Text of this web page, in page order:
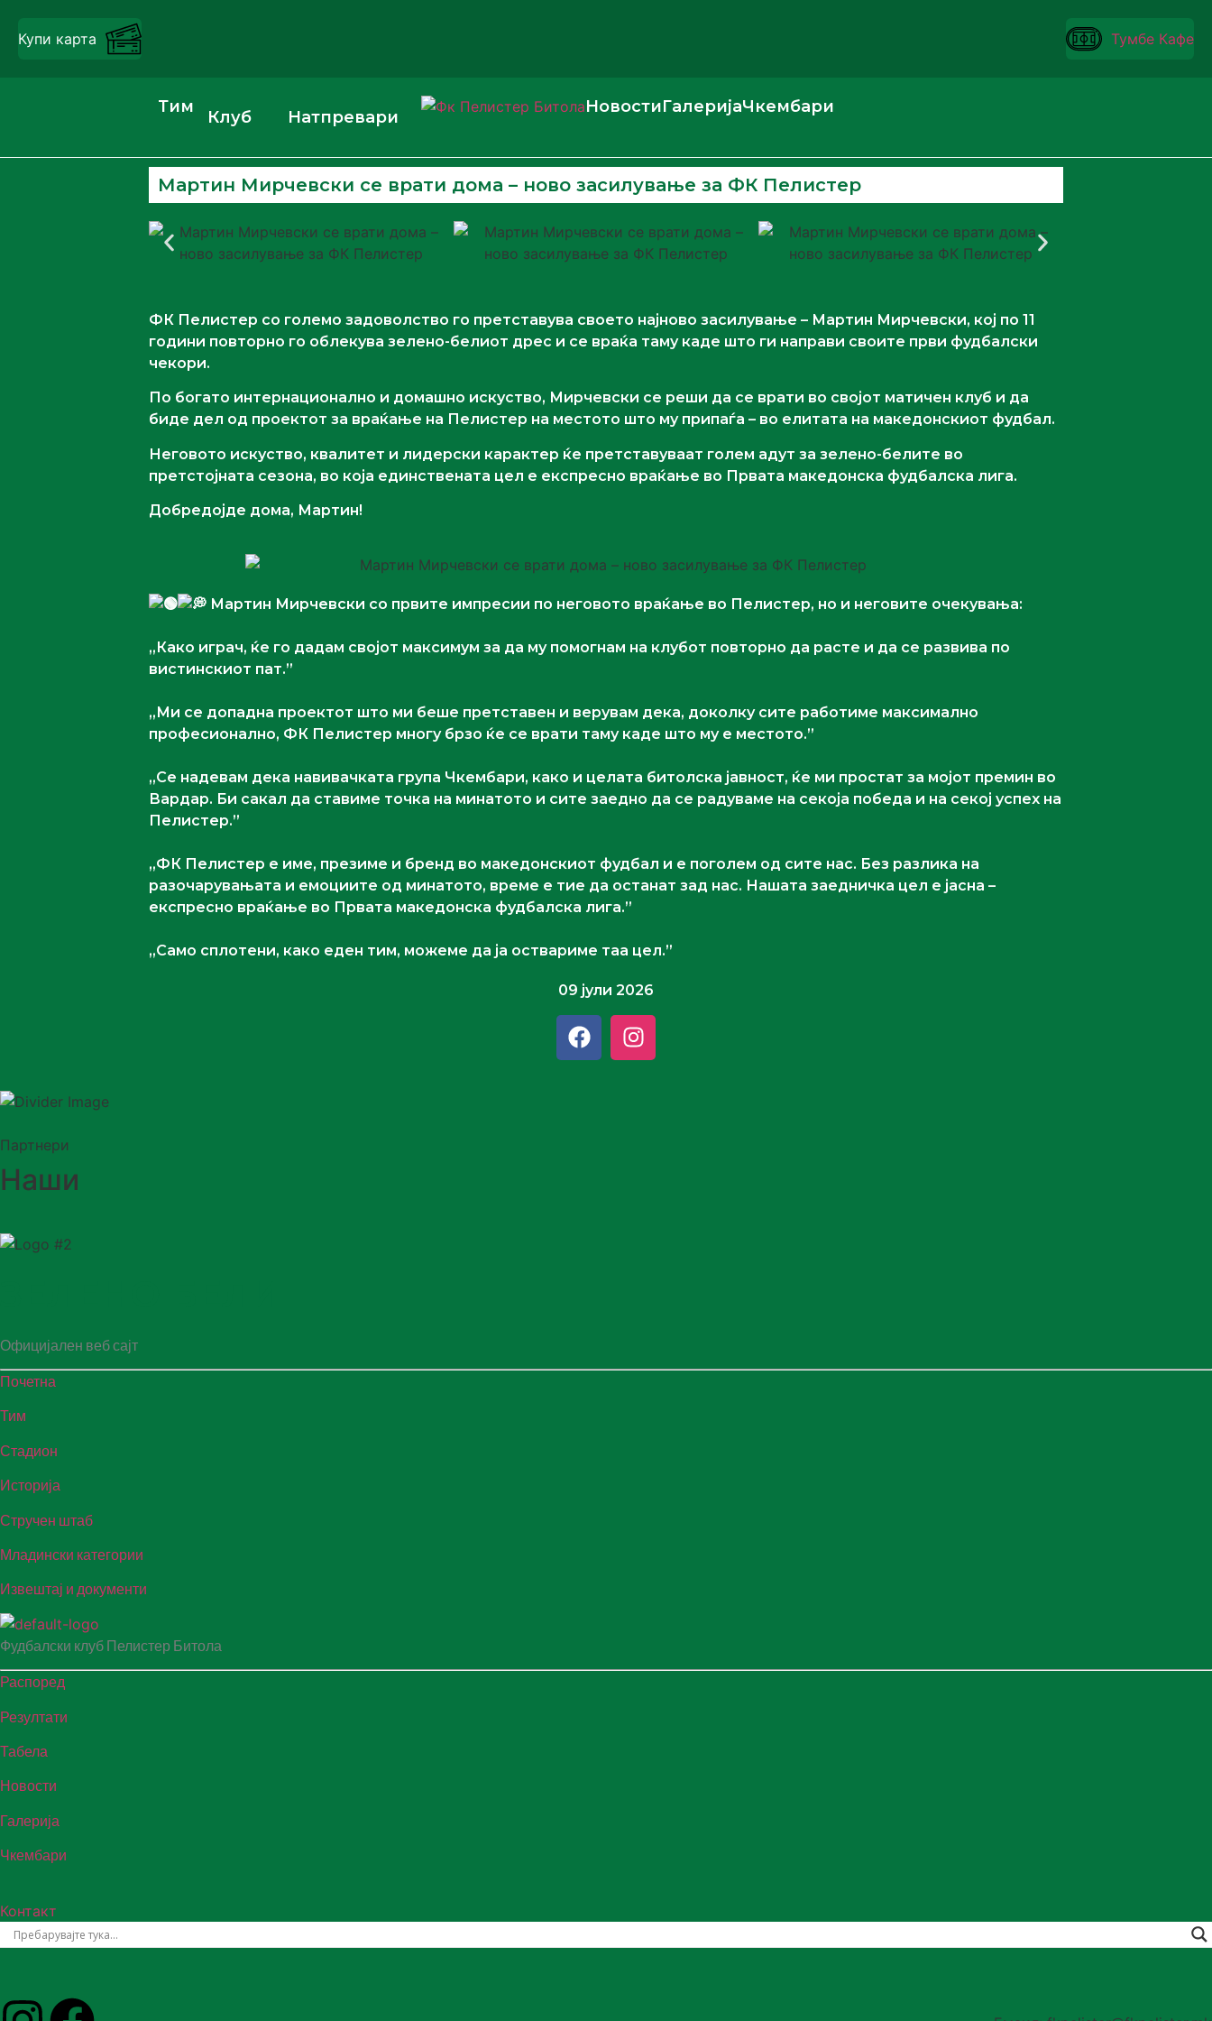
Купи карта Тумбе Кафе
Тим
Клуб Натпревари
НовостиГалеријаЧкембари
Мартин Мирчевски се врати дома – ново засилување за ФК Пелистер
ФК Пелистер со големо задоволство го претставува своето најново засилување – Мартин Мирчевски, кој по 11
години повторно го облекува зелено-белиот дрес и се враќа таму каде што ги направи своите први фудбалски
чекори.
По богато интернационално и домашно искуство, Мирчевски се реши да се врати во својот матичен клуб и да
биде дел од проектот за враќање на Пелистер на местото што му припаѓа – во елитата на македонскиот фудбал.
Неговото искуство, квалитет и лидерски карактер ќе претставуваат голем адут за зелено-белите во
претстојната сезона, во која единствената цел е експресно враќање во Првата македонска фудбалска лига.
Добредојде дома, Мартин!
Мартин Мирчевски со првите импресии по неговото враќање во Пелистер, но и неговите очекувања:
,,Како играч, ќе го дадам својот максимум за да му помогнам на клубот повторно да расте и да се развива по
вистинскиот пат.”
,,Ми се допадна проектот што ми беше претставен и верувам дека, доколку сите работиме максимално
професионално, ФК Пелистер многу брзо ќе се врати таму каде што му е местото.”
,,Се надевам дека навивачката група Чкембари, како и целата битолска јавност, ќе ми простат за мојот премин во
Вардар. Би сакал да ставиме точка на минатото и сите заедно да се радуваме на секоја победа и на секој успех на
Пелистер.”
,,ФК Пелистер е име, презиме и бренд во македонскиот фудбал и е поголем од сите нас. Без разлика на
разочарувањата и емоциите од минатото, време е тие да останат зад нас. Нашата заедничка цел е јасна –
експресно враќање во Првата македонска фудбалска лига.”
,,Само сплотени, како еден тим, можеме да ја оствариме таа цел.”
09 јули 2026
Партнери
Наши
Официјален веб сајт
Почетна
Тим
Стадион
Историја
Стручен штаб
Младински категории
Извештај и документи
Фудбалски клуб Пелистер Битола
Распоред
Резултати
Табела
Новости
Галерија
Чкембари
Контакт